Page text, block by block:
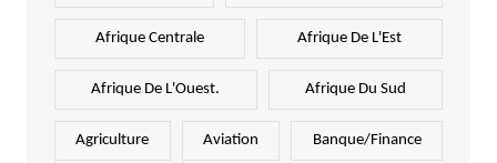
Afrique Centrale Afrique De L'Est
Afrique De L'Ouest. Afrique Du Sud
Agriculture Aviation Banque/Finance